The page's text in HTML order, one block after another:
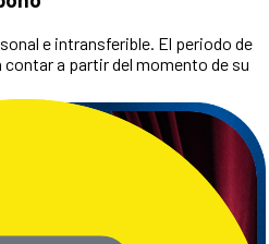
e intransferible. El periodo de
a partir del momento de su